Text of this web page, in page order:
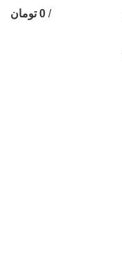
/
0 تومان